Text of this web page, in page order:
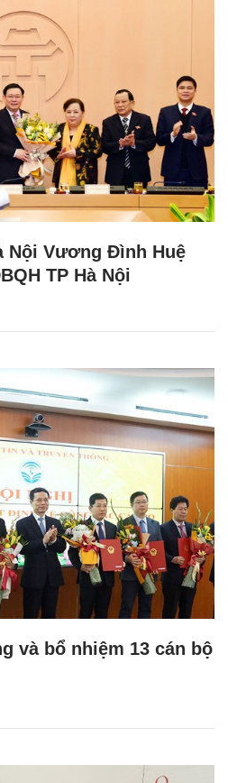
Nội Vương Đình Huệ
TP Hà Nội
và bổ nhiệm 13 cán bộ